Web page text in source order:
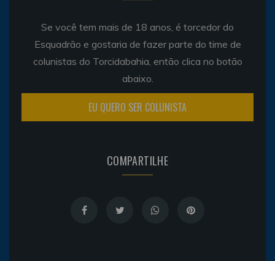
Se você tem mais de 18 anos, é torcedor do
Esquadrão e gostaria de fazer parte do time de
colunistas do Torcidabahia, então clica no botão
abaixo.
EU QUERO SER COLUNISTA
COMPARTILHE